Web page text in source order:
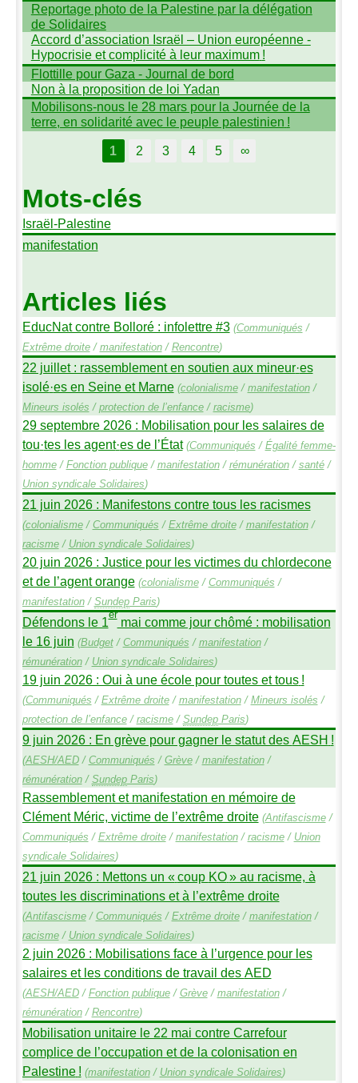
Reportage photo de la Palestine par la délégation
de Solidaires
Accord d’association Israël – Union européenne -
Hypocrisie et complicité à leur maximum !
Flottille pour Gaza - Journal de bord
Non à la proposition de loi Yadan
Mobilisons-nous le 28 mars pour la Journée de la
terre, en solidarité avec le peuple palestinien !
1 2 3 4 5 ∞
Mots-clés
Israël-Palestine
manifestation
Articles liés
EducNat contre Bolloré : infolettre #3 (Communiqués /
Extrême droite/ manifestation/ Rencontre)
22 juillet : rassemblement en soutien aux mineur·es
isolé·es en Seine et Marne (colonialisme/ manifestation/
Mineurs isolés / protection de l’enfance/ racisme)
29 septembre 2026 : Mobilisation pour les salaires de
tou·tes les agent·es de l’État (Communiqués / Égalité femme-
homme/ Fonction publique/ manifestation/ rémunération/ santé/
Union syndicale Solidaires)
21 juin 2026 : Manifestons contre tous les racismes
(colonialisme/ Communiqués / Extrême droite/ manifestation/
racisme/ Union syndicale Solidaires)
20 juin 2026 : Justice pour les victimes du chlordecone
et de l’agent orange (colonialisme/ Communiqués /
manifestation/ SundepParis)
Défendons le 1ermai comme jour chômé : mobilisation
le 16 juin (Budget/ Communiqués / manifestation/
rémunération/ Union syndicale Solidaires)
19 juin 2026 : Oui à une école pour toutes et tous !
(Communiqués / Extrême droite/ manifestation/ Mineurs isolés /
protection de l’enfance/ racisme/ SundepParis)
9 juin 2026 : En grève pour gagner le statut des AESH !
(AESH/AED/ Communiqués / Grève/ manifestation/
rémunération/ SundepParis)
Rassemblement et manifestation en mémoire de
Clément Méric, victime de l’extrême droite (Antifascisme/
Communiqués / Extrême droite/ manifestation/ racisme/ Union
syndicale Solidaires)
21 juin 2026 : Mettons un « coup KO» au racisme, à
toutes les discriminations et à l’extrême droite
(Antifascisme/ Communiqués / Extrême droite/ manifestation/
racisme/ Union syndicale Solidaires)
2 juin 2026 : Mobilisations face à l’urgence pour les
salaires et les conditions de travail des AED
(AESH/AED/ Fonction publique/ Grève/ manifestation/
rémunération/ Rencontre)
Mobilisation unitaire le 22 mai contre Carrefour
complice de l’occupation et de la colonisation en
Palestine ! (manifestation/ Union syndicale Solidaires)